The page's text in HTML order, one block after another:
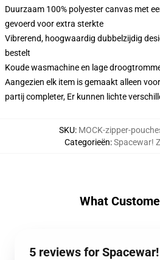
Duurzaam 100% polyester canvas met
gevoerd voor extra sterkte
Vibrerend, hoogwaardig dubbelzijdig
bestelt
Koude wasmachine en lage
Aangezien elk item is gemaakt alleen
partij completer, Er kunnen lichte
SKU: MOCK-zipper-
Categorieën:Spacewar!
What
5 reviews for